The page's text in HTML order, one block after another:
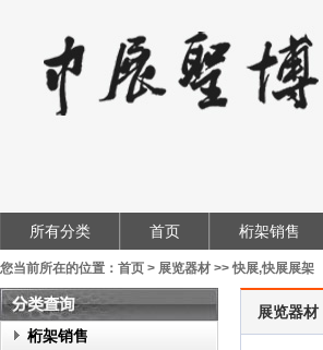
所有分类 首页 桁架销售
您当前所在的位置： 首页 > 展览器材 >>快展,快展展架
桁架销售
展览器材